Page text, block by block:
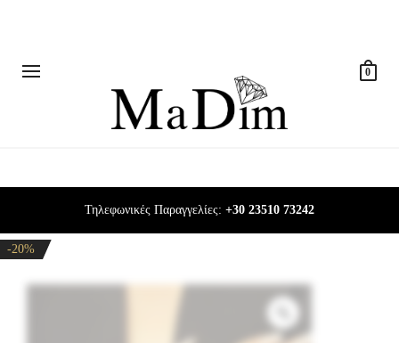
0
Τηλεφωνικές Παραγγελίες: +30 23510 73242
-20%